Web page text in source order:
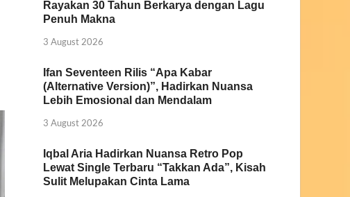
Rayakan 30 Tahun Berkarya dengan Lagu
Penuh Makna
3 August 2026
Ifan Seventeen Rilis “Apa Kabar
(Alternative Version)”, Hadirkan Nuansa
Lebih Emosional dan Mendalam
3 August 2026
Iqbal Aria Hadirkan Nuansa Retro Pop
Lewat Single Terbaru “Takkan Ada”, Kisah
Sulit Melupakan Cinta Lama